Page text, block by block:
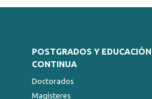
POSTGRADOS Y EDUCACIÓN
CONTINUA
Doctorados
Magísteres